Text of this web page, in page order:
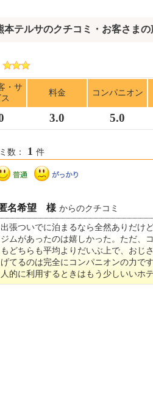
本テルサのクチコミ・お客さまの
・サ
料金 コンパニオン
3.0 5.0
数： 1 件
名希望 様 からのクチコミ
出張ついでに泊まるなら全然ありだけ
ジムがあったのは嬉しかった。ただ、
もどちらも平均よりだいぶ上で、おじ
げてるのは完全にコンパニオンの力で
人的に利用するときはもう少しいいホ